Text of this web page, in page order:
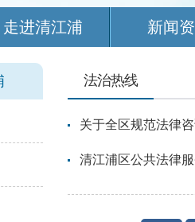
走进清江浦 新闻
法治热线
关于全区规范法律
清江浦区公共法律